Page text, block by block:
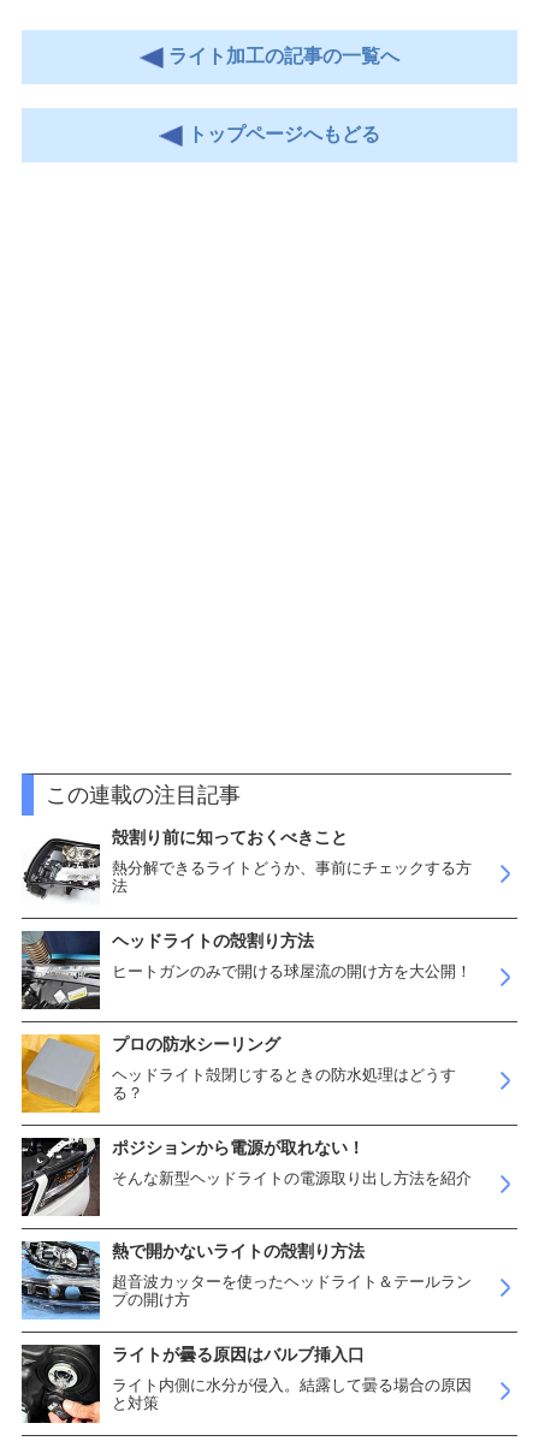
ライト加工の記事の一覧へ
トップページへもどる
この連載の注目記事
殻割り前に知っておくべきこと
熱分解できるライトどうか、事前にチェックする方
法
ヘッドライトの殻割り方法
ヒートガンのみで開ける球屋流の開け方を大公開！
プロの防水シーリング
ヘッドライト殻閉じするときの防水処理はどうす
る？
ポジションから電源が取れない！
そんな新型ヘッドライトの電源取り出し方法を紹介
熱で開かないライトの殻割り方法
超音波カッターを使ったヘッドライト＆テールラン
プの開け方
ライトが曇る原因はバルブ挿入口
ライト内側に水分が侵入。結露して曇る場合の原因
と対策